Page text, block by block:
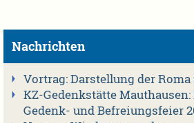
Nachrichten
Vortrag: Darstellung der
KZ-Gedenkstätte
Gedenk- und Befreiungsfeier